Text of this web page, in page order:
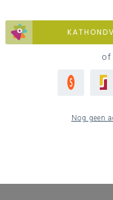
Bouwen en verbouwen
of
Nog geen